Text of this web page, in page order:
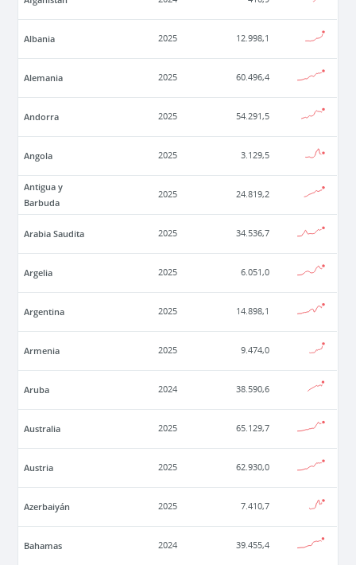
Albania 2025 12.998,1
Alemania 2025 60.496,4
Andorra 2025 54.291,5
Angola 2025 3.129,5
Antigua y
Barbuda
2025 24.819,2
Arabia Saudita 2025 34.536,7
Argelia 2025 6.051,0
Argentina 2025 14.898,1
Armenia 2025 9.474,0
Aruba 2024 38.590,6
Australia 2025 65.129,7
Austria 2025 62.930,0
Azerbaiyán 2025 7.410,7
Bahamas 2024 39.455,4